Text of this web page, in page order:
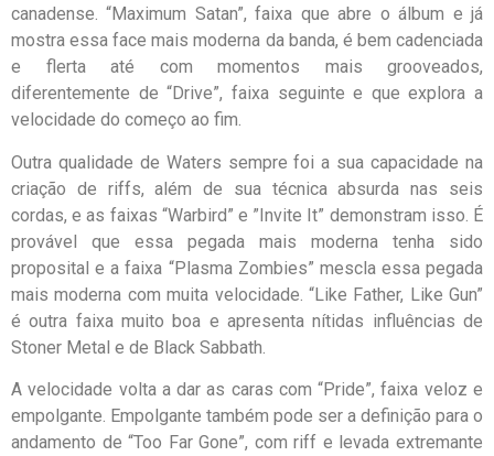
canadense. “Maximum Satan”, faixa que abre o álbum e já
mostra essa face mais moderna da banda, é bem cadenciada
e flerta até com momentos mais grooveados,
diferentemente de “Drive”, faixa seguinte e que explora a
velocidade do começo ao fim.
Outra qualidade de Waters sempre foi a sua capacidade na
criação de riffs, além de sua técnica absurda nas seis
cordas, e as faixas “Warbird” e ”Invite It” demonstram isso. É
provável que essa pegada mais moderna tenha sido
proposital e a faixa “Plasma Zombies” mescla essa pegada
mais moderna com muita velocidade. “Like Father, Like Gun”
é outra faixa muito boa e apresenta nítidas influências de
Stoner Metal e de Black Sabbath.
A velocidade volta a dar as caras com “Pride”, faixa veloz e
empolgante. Empolgante também pode ser a definição para o
andamento de “Too Far Gone”, com riff e levada extremante